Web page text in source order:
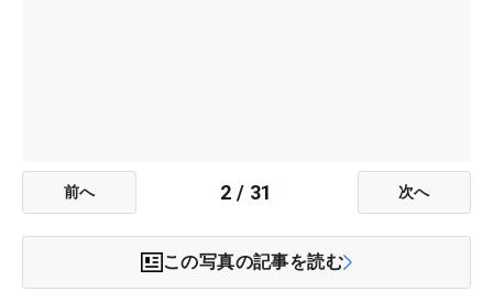
前へ 2 / 31 次へ
この写真の記事を読む